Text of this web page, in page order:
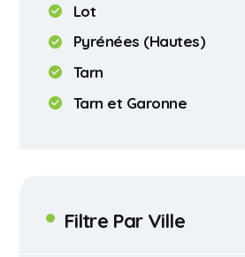
Lot
Pyrénées (Hautes)
Tarn
Tarn et Garonne
Filtre Par Ville